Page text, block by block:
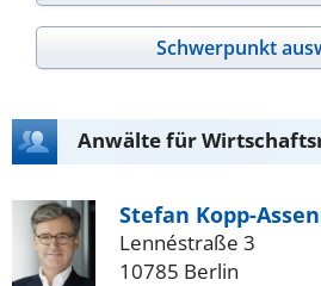
Schwerpunkt
Anwälte für
Stefan Kopp-
Lennéstraße 3
10785 Berlin